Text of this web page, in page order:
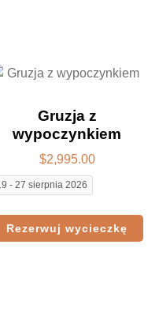
Gruzja z
wypoczynkiem
$2,995.00
- 27 sierpnia 2026
Rezerwuj wycieczkę